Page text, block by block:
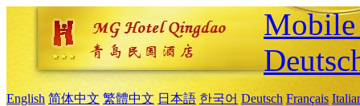
English 简体中文 繁體中文 日本語 한국어 Deutsch Français